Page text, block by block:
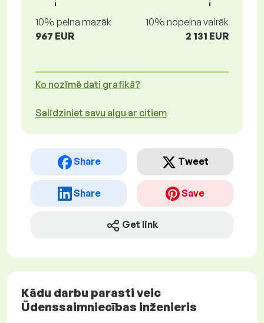
10% pelna mazāk
967 EUR
10% nopelna vairāk
2 131 EUR
Ko nozīmē dati grafikā?
Salīdziniet savu algu ar citiem
Share Tweet
Share Save
Get link
Kādu darbu parasti veic
Ūdenssaimniecības inženieris